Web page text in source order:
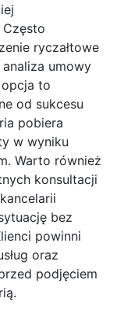
ryczałtowe
umowy
to
od sukcesu
pobiera
w wyniku
Warto również
konsultacji
bez
powinni
oraz
podjęciem